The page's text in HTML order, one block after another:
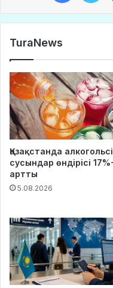
TuraNews
Қазақстанда
сусындар өндірісі
артты
5.08.2026